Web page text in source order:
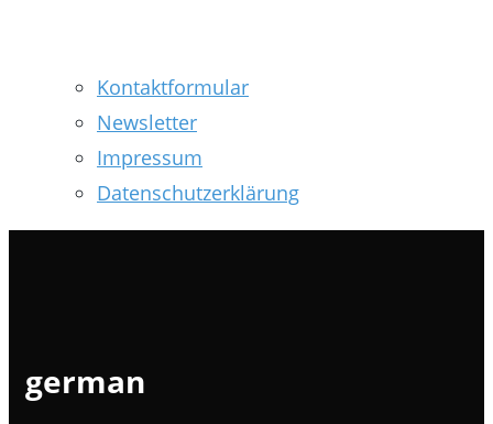
Kontaktformular
Newsletter
Impressum
Datenschutzerklärung
german